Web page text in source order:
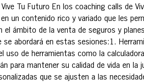
Tu Futuro En los coaching calls de
un contenido rico y variado que les
ámbito de la venta de seguros y
abordará en estas sesiones:1.
uso de herramientas como la
para mantener su calidad de vida en la
que se ajusten a las